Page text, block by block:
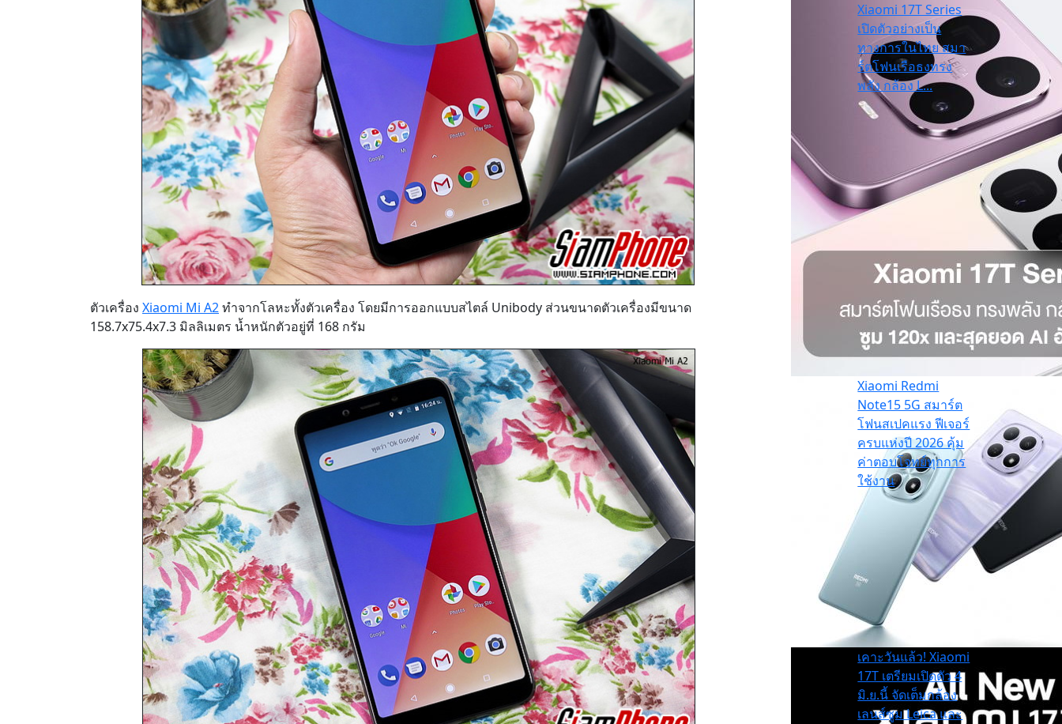
ตัวเครื่อง Xiaomi Mi A2ทำจากโลหะทั้งตัวเครื่อง โดยมีการออกแบบสไตล์ Unibody ส่วนขนาดตัวเครื่องมีขนาด
158.7x75.4x7.3 มิลลิเมตร น้ำหนักตัวอยู่ที่ 168 กรัม
Xiaomi 17T Series
เปิดตัวอย่างเป็น
ทางการในไทย สมา
ร์ตโฟนเรือธงทรง
พลัง กล้อง L...
Xiaomi Redmi
Note15 5G สมาร์ต
โฟนสเปคแรง ฟีเจอร์
ครบแห่งปี 2026 คุ้ม
ค่าตอบโจทย์ทุกการ
ใช้งาน
เคาะวันแล้ว! Xiaomi
17T เตรียมเปิดตัว 4
มิ.ย.นี้ จัดเต็มกล้อง
เลนส์ซูม Leica และ